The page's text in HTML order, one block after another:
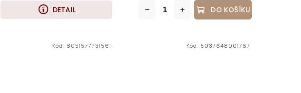
DETAIL DO KOŠÍKU
Kód: 8051577731561 Kód: 5037648001767